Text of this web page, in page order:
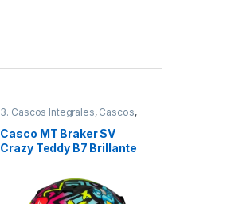
3. Cascos Integrales, Cascos,
Casco MT Braker SV
Crazy Teddy B7 Brillante